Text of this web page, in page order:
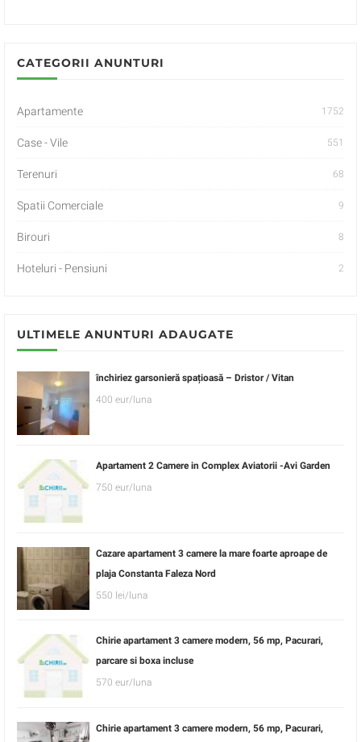
CATEGORII ANUNTURI
Apartamente 1752
Case - Vile 551
Terenuri 68
Spatii Comerciale 9
Birouri 8
Hoteluri - Pensiuni 2
ULTIMELE ANUNTURI ADAUGATE
închiriez garsonieră spațioasă – Dristor / Vitan
400 eur/luna
Apartament 2 Camere in Complex Aviatorii -Avi Garden
750 eur/luna
Cazare apartament 3 camere la mare foarte aproape de
plaja Constanta Faleza Nord
550 lei/luna
Chirie apartament 3 camere modern, 56 mp, Pacurari,
parcare si boxa incluse
570 eur/luna
Chirie apartament 3 camere modern, 56 mp, Pacurari,